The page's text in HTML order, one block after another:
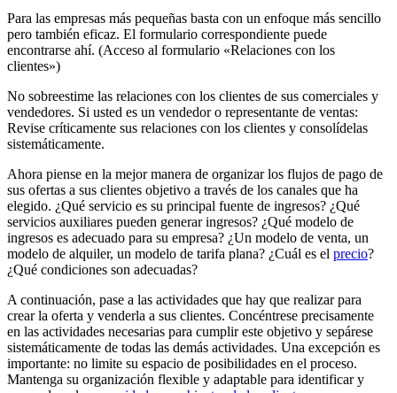
Para las empresas más pequeñas basta con un enfoque más sencillo
pero también eficaz. El formulario correspondiente puede
encontrarse ahí. (Acceso al formulario «Relaciones con los
clientes»)
No sobreestime las relaciones con los clientes de sus comerciales y
vendedores. Si usted es un vendedor o representante de ventas:
Revise críticamente sus relaciones con los clientes y consolídelas
sistemáticamente.
Ahora piense en la mejor manera de organizar los flujos de pago de
sus ofertas a sus clientes objetivo a través de los canales que ha
elegido. ¿Qué servicio es su principal fuente de ingresos? ¿Qué
servicios auxiliares pueden generar ingresos? ¿Qué modelo de
ingresos es adecuado para su empresa? ¿Un modelo de venta, un
modelo de alquiler, un modelo de tarifa plana? ¿Cuál es el precio?
¿Qué condiciones son adecuadas?
A continuación, pase a las actividades que hay que realizar para
crear la oferta y venderla a sus clientes. Concéntrese precisamente
en las actividades necesarias para cumplir este objetivo y sepárese
sistemáticamente de todas las demás actividades. Una excepción es
importante: no limite su espacio de posibilidades en el proceso.
Mantenga su organización flexible y adaptable para identificar y